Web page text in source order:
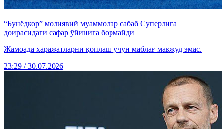
“Бунёдкор” молиявий муаммолар сабаб Суперлига
доирасидаги сафар ўйинига бормайди
Жамоада харажатларни қоплаш учун маблағ мавжуд эмас.
23:29 / 30.07.2026